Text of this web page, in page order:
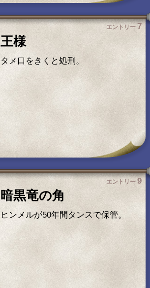
エントリー 7
王様
タメ口をきくと処刑。
エントリー 9
暗黒竜の角
ヒンメルが50年間タンスで保管。